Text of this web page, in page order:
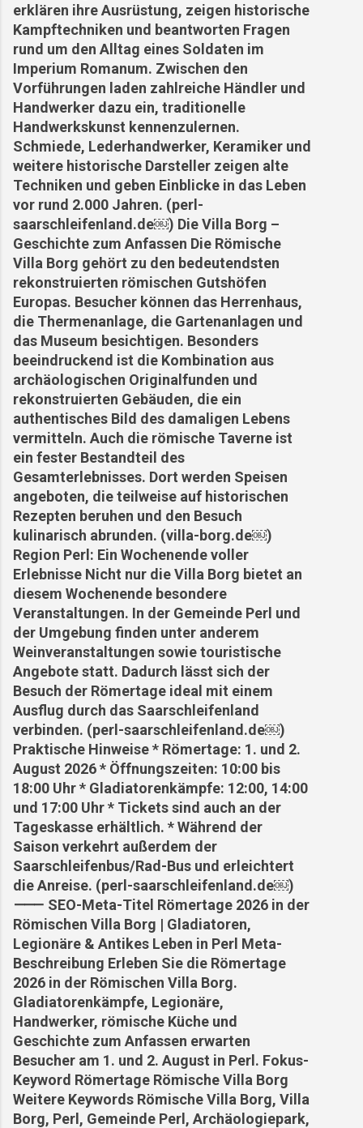
erklären ihre Ausrüstung, zeigen historische
Kampftechniken und beantworten Fragen
rund um den Alltag eines Soldaten im
Imperium Romanum. Zwischen den
Vorführungen laden zahlreiche Händler und
Handwerker dazu ein, traditionelle
Handwerkskunst kennenzulernen.
Schmiede, Lederhandwerker, Keramiker und
weitere historische Darsteller zeigen alte
Techniken und geben Einblicke in das Leben
vor rund 2.000 Jahren. (perl-
saarschleifenland.de⁠￼) Die Villa Borg –
Geschichte zum Anfassen Die Römische
Villa Borg gehört zu den bedeutendsten
rekonstruierten römischen Gutshöfen
Europas. Besucher können das Herrenhaus,
die Thermenanlage, die Gartenanlagen und
das Museum besichtigen. Besonders
beeindruckend ist die Kombination aus
archäologischen Originalfunden und
rekonstruierten Gebäuden, die ein
authentisches Bild des damaligen Lebens
vermitteln. Auch die römische Taverne ist
ein fester Bestandteil des
Gesamterlebnisses. Dort werden Speisen
angeboten, die teilweise auf historischen
Rezepten beruhen und den Besuch
kulinarisch abrunden. (villa-borg.de⁠￼)
Region Perl: Ein Wochenende voller
Erlebnisse Nicht nur die Villa Borg bietet an
diesem Wochenende besondere
Veranstaltungen. In der Gemeinde Perl und
der Umgebung finden unter anderem
Weinveranstaltungen sowie touristische
Angebote statt. Dadurch lässt sich der
Besuch der Römertage ideal mit einem
Ausflug durch das Saarschleifenland
verbinden. (perl-saarschleifenland.de⁠￼)
Praktische Hinweise * Römertage: 1. und 2.
August 2026 * Öffnungszeiten: 10:00 bis
18:00 Uhr * Gladiatorenkämpfe: 12:00, 14:00
und 17:00 Uhr * Tickets sind auch an der
Tageskasse erhältlich. * Während der
Saison verkehrt außerdem der
Saarschleifenbus/Rad-Bus und erleichtert
die Anreise. (perl-saarschleifenland.de⁠￼)
⸻ SEO-Meta-Titel Römertage 2026 in der
Römischen Villa Borg | Gladiatoren,
Legionäre & Antikes Leben in Perl Meta-
Beschreibung Erleben Sie die Römertage
2026 in der Römischen Villa Borg.
Gladiatorenkämpfe, Legionäre,
Handwerker, römische Küche und
Geschichte zum Anfassen erwarten
Besucher am 1. und 2. August in Perl. Fokus-
Keyword Römertage Römische Villa Borg
Weitere Keywords Römische Villa Borg, Villa
Borg, Perl, Gemeinde Perl, Archäologiepark,